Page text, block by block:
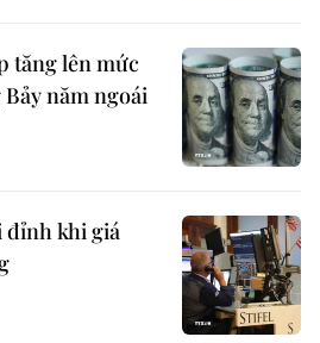
tăng lên mức
năm ngoái
đỉnh khi giá